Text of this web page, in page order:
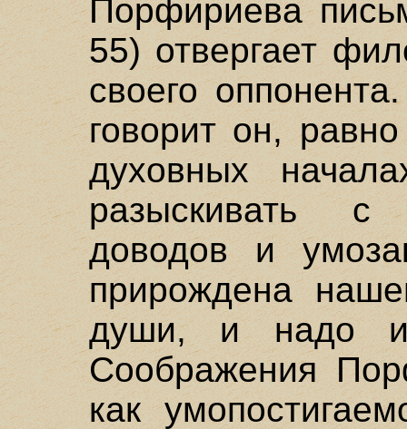
Порфириева
55) отвергает
своего
говорит он,
духовных
разыскивать
доводов и
прирождена
души, и надо
Соображения
как